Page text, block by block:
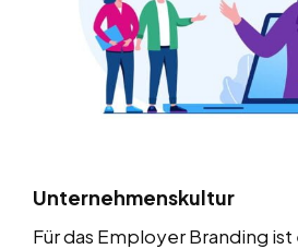
Unternehmenskultur
Für das Employer Branding